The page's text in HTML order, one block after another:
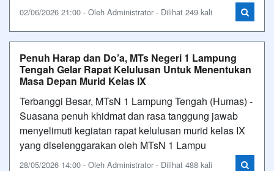
02/06/2026 21:00 - Oleh Administrator - Dilihat 249 kali
Penuh Harap dan Do’a, MTs Negeri 1 Lampung
Tengah Gelar Rapat Kelulusan Untuk Menentukan
Masa Depan Murid Kelas IX
Terbanggi Besar, MTsN 1 Lampung Tengah (Humas) -
Suasana penuh khidmat dan rasa tanggung jawab
menyelimuti kegiatan rapat kelulusan murid kelas IX
yang diselenggarakan oleh MTsN 1 Lampu
28/05/2026 14:00 - Oleh Administrator - Dilihat 488 kali